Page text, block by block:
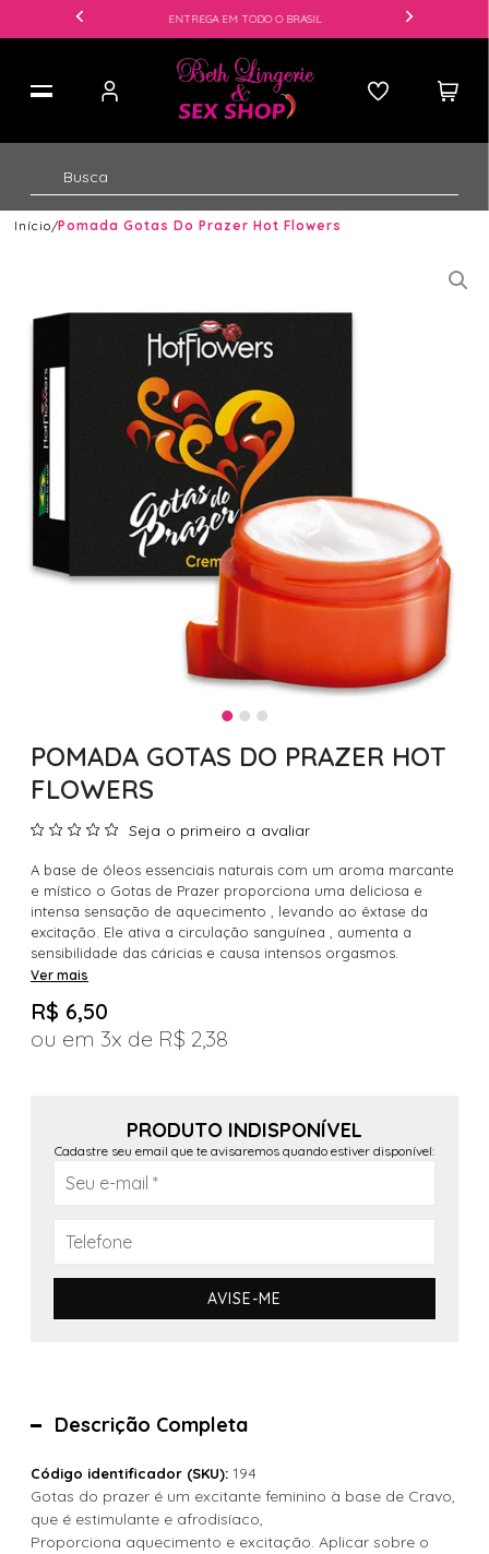
ENTREGA EM TODO O BRASIL
Início Pomada Gotas Do Prazer Hot Flowers
POMADA GOTAS DO PRAZER HOT
FLOWERS
Seja o primeiro a avaliar
A base de óleos essenciais naturais com um aroma marcante
e místico o Gotas de Prazer proporciona uma deliciosa e
intensa sensação de aquecimento , levando ao êxtase da
excitação. Ele ativa a circulação sanguínea , aumenta a
sensibilidade das cáricias e causa intensos orgasmos.
Ver mais
R$ 6,50
3x
R$ 2,38
PRODUTO INDISPONÍVEL
Cadastre seu email que te avisaremos quando estiver disponível:
AVISE-ME
Descrição Completa
Código identificador (SKU): 194
Gotas do prazer é um excitante feminino à base de Cravo,
que é estimulante e afrodisíaco,
Proporciona aquecimento e excitação. Aplicar sobre o